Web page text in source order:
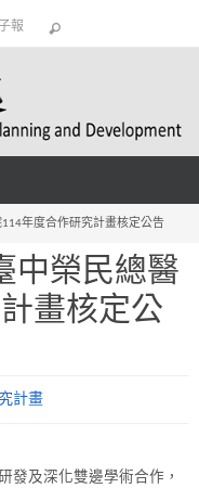
報
年度合作研究計畫核定公告
中榮民總醫
畫核定公
計畫
發及深化雙邊學術合作，